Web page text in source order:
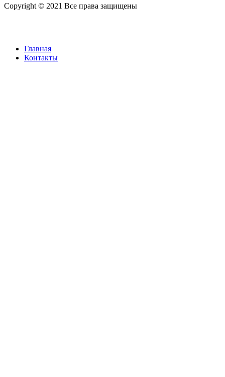
Copyright © 2021 Все права защищены
Главная
Контакты